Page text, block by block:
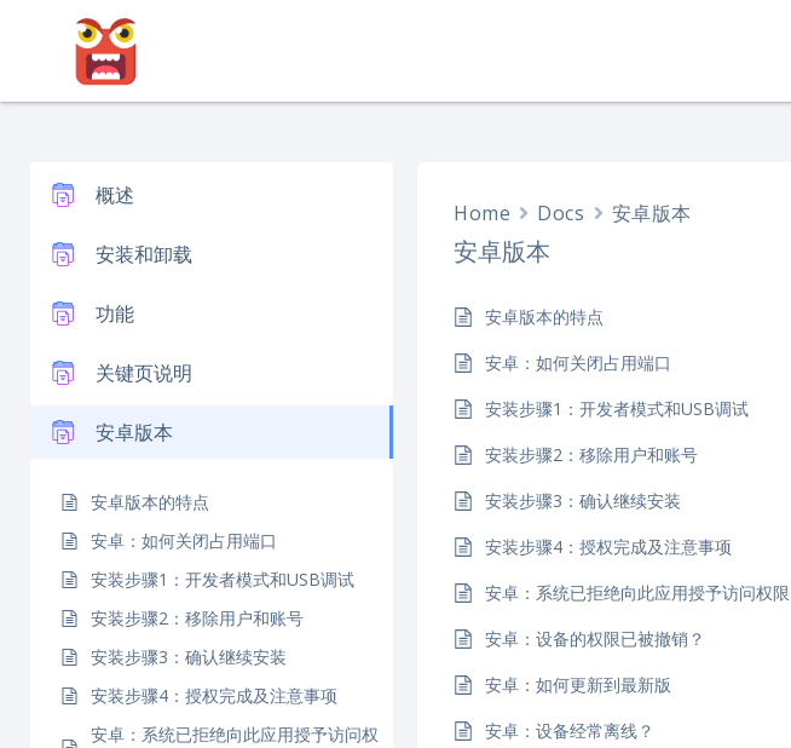
内
概述
安装和卸载
功能
关键页说明
安卓版本
安卓版本的特点
安卓：如何关闭占用端口
安装步骤1：开发者模式和USB调试
安装步骤2：移除用户和账号
安装步骤3：确认继续安装
安装步骤4：授权完成及注意事项
安卓：系统已拒绝向此应用授予访问权
Home Docs 安卓版本
安卓版本
安卓版本的特点
安卓：如何关闭占用端口
安装步骤1：开发者模式和USB调试
安装步骤2：移除用户和账号
安装步骤3：确认继续安装
安装步骤4：授权完成及注意事项
安卓：系统已拒绝向此应用授予访问权限
安卓：设备的权限已被撤销？
安卓：如何更新到最新版
安卓：设备经常离线？